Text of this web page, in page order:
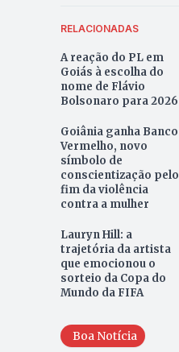
RELACIONADAS
A reação do PL em
Goiás à escolha do
nome de Flávio
Bolsonaro para 2026
Goiânia ganha Banco
Vermelho, novo
símbolo de
conscientização pelo
fim da violência
contra a mulher
Lauryn Hill: a
trajetória da artista
que emocionou o
sorteio da Copa do
Mundo da FIFA
Boa Notícia